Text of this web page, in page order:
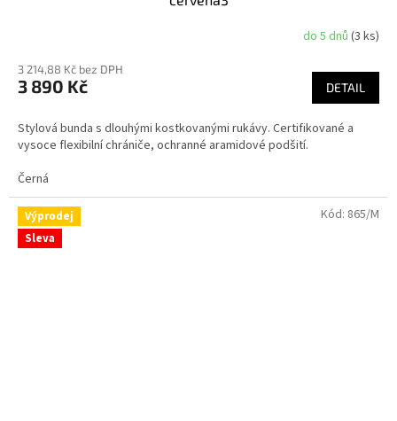
produktu
je
z
5
hvězdiček.
do 5 dnů(3 ks)
3 214,88 Kč bez DPH
3 890 Kč DETAIL
Stylová bunda s dlouhými kostkovanými rukávy. Certifikované a
vysoce flexibilní chrániče, ochranné aramidové podšití.
Černá
Výprodej
Sleva
Kód: 865/M